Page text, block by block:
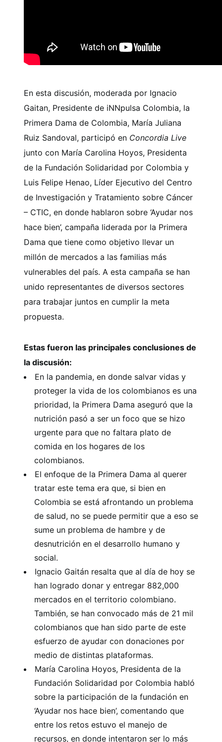
En esta discusión, moderada por Ignacio
Gaitan, Presidente de iNNpulsa Colombia, la
Primera Dama de Colombia, María Juliana
Ruiz Sandoval, participó en Concordia Live
junto con María Carolina Hoyos, Presidenta
de la Fundación Solidaridad por Colombia y
Luis Felipe Henao, Líder Ejecutivo del Centro
de Investigación y Tratamiento sobre Cáncer
– CTIC, en donde hablaron sobre ‘Ayudar nos
hace bien’, campaña liderada por la Primera
Dama que tiene como objetivo llevar un
millón de mercados a las familias más
vulnerables del país. A esta campaña se han
unido representantes de diversos sectores
para trabajar juntos en cumplir la meta
propuesta.
Estas fueron las principales conclusiones de
la discusión:
En la pandemia, en donde salvar vidas y
proteger la vida de los colombianos es una
prioridad, la Primera Dama aseguró que la
nutrición pasó a ser un foco que se hizo
urgente para que no faltara plato de
comida en los hogares de los
colombianos.
El enfoque de la Primera Dama al querer
tratar este tema era que, si bien en
Colombia se está afrontando un problema
de salud, no se puede permitir que a eso se
sume un problema de hambre y de
desnutrición en el desarrollo humano y
social.
Ignacio Gaitán resalta que al día de hoy se
han logrado donar y entregar 882,000
mercados en el territorio colombiano.
También, se han convocado más de 21 mil
colombianos que han sido parte de este
esfuerzo de ayudar con donaciones por
medio de distintas plataformas.
María Carolina Hoyos, Presidenta de la
Fundación Solidaridad por Colombia habló
sobre la participación de la fundación en
‘Ayudar nos hace bien’, comentando que
entre los retos estuvo el manejo de
recursos, en donde intentaron ser lo más